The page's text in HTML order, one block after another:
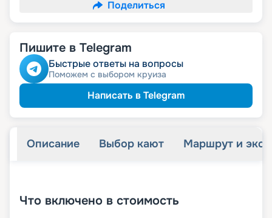
Поделиться
Пишите в Telegram
Быстрые ответы на вопросы
Поможем с выбором круиза
Написать в Telegram
Описание Выбор кают Маршрут и
Что включено в стоимость